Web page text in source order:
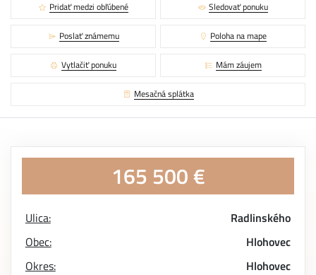
Pridať medzi obľúbené Sledovať ponuku
Poslať známemu Poloha na mape
Vytlačiť ponuku Mám záujem
Mesačná splátka
165 500 €
Ulica:
Radlinského
Obec:
Hlohovec
Okres:
Hlohovec